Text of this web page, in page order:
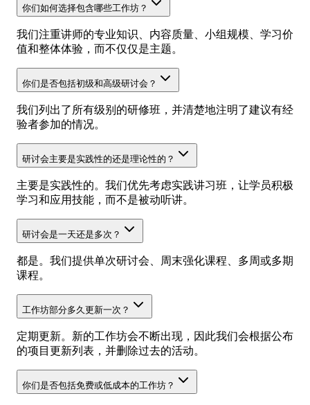
你们如何选择包含哪些工作坊？
我们注重讲师的专业知识、内容质量、小组规模、学习价
值和整体体验，而不仅仅是主题。
你们是否包括初级和高级研讨会？
我们列出了所有级别的研修班，并清楚地注明了建议有经
验者参加的情况。
研讨会主要是实践性的还是理论性的？
主要是实践性的。我们优先考虑实践讲习班，让学员积极
学习和应用技能，而不是被动听讲。
研讨会是一天还是多次？
都是。我们提供单次研讨会、周末强化课程、多周或多期
课程。
工作坊部分多久更新一次？
定期更新。新的工作坊会不断出现，因此我们会根据公布
的项目更新列表，并删除过去的活动。
你们是否包括免费或低成本的工作坊？